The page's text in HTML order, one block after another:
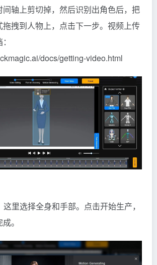
轴上剪切掉，然后识别出角色后，把
拽到人物上，点击下一步。视频上传
docs/getting-video.html
里选择全身和手部。点击开始生产，
。